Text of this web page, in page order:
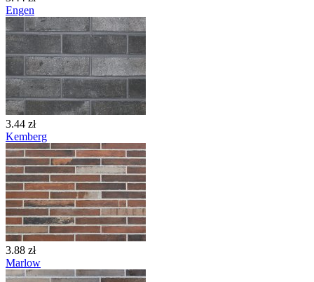
Engen
3.44 zł
Kemberg
3.88 zł
Marlow